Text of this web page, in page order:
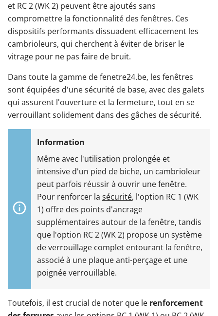
et RC 2 (WK 2) peuvent être ajoutés sans
compromettre la fonctionnalité des fenêtres. Ces
dispositifs performants dissuadent efficacement les
cambrioleurs, qui cherchent à éviter de briser le
vitrage pour ne pas faire de bruit.
Dans toute la gamme de fenetre24.be, les fenêtres
sont équipées d'une sécurité de base, avec des galets
qui assurent l'ouverture et la fermeture, tout en se
verrouillant solidement dans des gâches de sécurité.
Même avec l'utilisation prolongée et
intensive d'un pied de biche, un cambrioleur
peut parfois réussir à ouvrir une fenêtre.
Pour renforcer la sécurité, l'option RC 1 (WK
1) offre des points d'ancrage
supplémentaires autour de la fenêtre, tandis
que l'option RC 2 (WK 2) propose un système
de verrouillage complet entourant la fenêtre,
associé à une plaque anti-perçage et une
poignée verrouillable.
Toutefois, il est crucial de noter que le renforcement